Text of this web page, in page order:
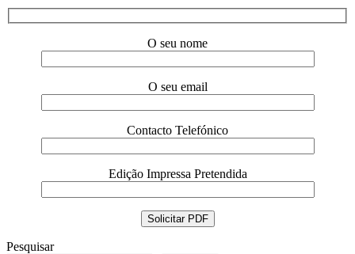
O seu nome
O seu email
Contacto Telefónico
Edição Impressa Pretendida
Pesquisar